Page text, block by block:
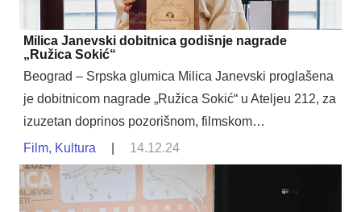
Milica Janevski dobitnica godišnje nagrade
„Ružica Sokić“
Beograd – Srpska glumica Milica Janevski proglašena
je dobitnicom nagrade „Ružica Sokić“ u Ateljeu 212, za
izuzetan doprinos pozorišnom, filmskom…
Film, Kultura 14.12.24